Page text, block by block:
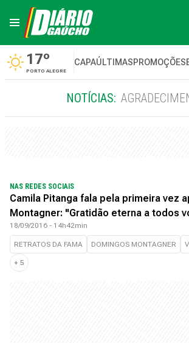
17º
PORTO ALEGRE
CAPAÚLTIMASPROMOÇÕES
NOTÍCIAS:
NAS REDES SOCIAIS
Camila Pitanga fala pela primeira vez
Montagner: "Gratidão eterna a todos
18/09/2016 - 14h42min
RETRATOS DA FAMA DOMINGOS MONTAGNER
+ 5